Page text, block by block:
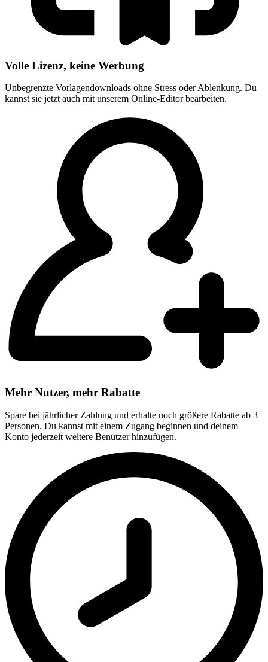
Volle Lizenz, keine Werbung
Unbegrenzte Vorlagendownloads ohne Stress oder Ablenkung. Du
kannst sie jetzt auch mit unserem Online-Editor bearbeiten.
Mehr Nutzer, mehr Rabatte
Spare bei jährlicher Zahlung und erhalte noch größere Rabatte ab 3
Personen. Du kannst mit einem Zugang beginnen und deinem
Konto jederzeit weitere Benutzer hinzufügen.